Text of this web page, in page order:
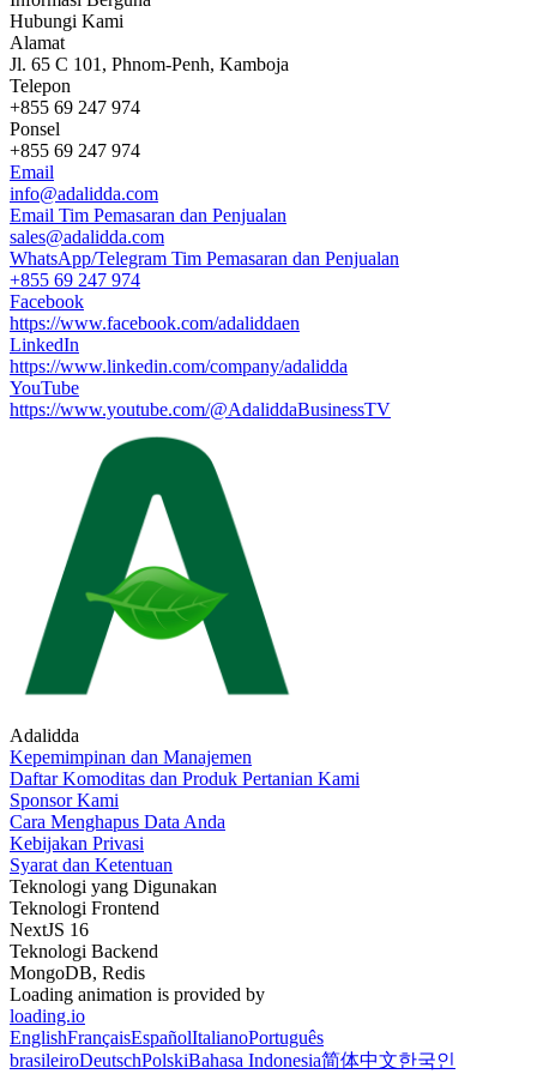
Hubungi Kami
Alamat
Jl. 65 C 101, Phnom-Penh, Kamboja
Telepon
+855 69 247 974
Ponsel
+855 69 247 974
Email
info@adalidda.com
Email Tim Pemasaran dan Penjualan
sales@adalidda.com
WhatsApp/Telegram Tim Pemasaran dan Penjualan
+855 69 247 974
Facebook
https://www.facebook.com/adaliddaen
LinkedIn
https://www.linkedin.com/company/adalidda
YouTube
https://www.youtube.com/@AdaliddaBusinessTV
Adalidda
Kepemimpinan dan Manajemen
Daftar Komoditas dan Produk Pertanian Kami
Sponsor Kami
Cara Menghapus Data Anda
Kebijakan Privasi
Syarat dan Ketentuan
Teknologi yang Digunakan
Teknologi Frontend
NextJS 16
Teknologi Backend
MongoDB, Redis
Loading animation is provided by
loading.io
EnglishFrançaisEspañolItalianoPortuguês
brasileiroDeutschPolskiBahasa Indonesia简体中文한국인